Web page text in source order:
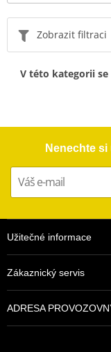
Zobrazit filtraci
V této kategorii se
Nenechte
Užitečné informace
Zákaznický servis
ADRESA